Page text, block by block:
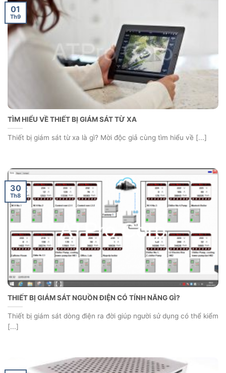
TÌM HIỂU VỀ THIẾT BỊ GIÁM SÁT TỪ XA
Thiết bị giám sát từ xa là gì? Mời độc giả cùng tìm hiểu về [...]
01
Th9
THIẾT BỊ GIÁM SÁT NGUỒN ĐIỆN CÓ TÍNH NĂNG GÌ?
Thiết bị giám sát dòng điện ra đời giúp người sử dụng có thể kiểm
[...]
30
Th8